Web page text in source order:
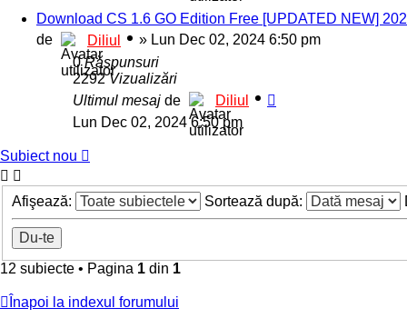
Download CS 1.6 GO Edition Free [UPDATED NEW]
de
Diliul » Lun Dec 02, 2024 6:50 pm
0Răspunsuri
2292Vizualizări
Ultimul mesaj de
Diliul
Lun Dec 02, 2024 6:50 pm
Subiect nou
Afişează: Sortează după:
12 subiecte • Pagina 1 din 1
Înapoi la indexul forumului